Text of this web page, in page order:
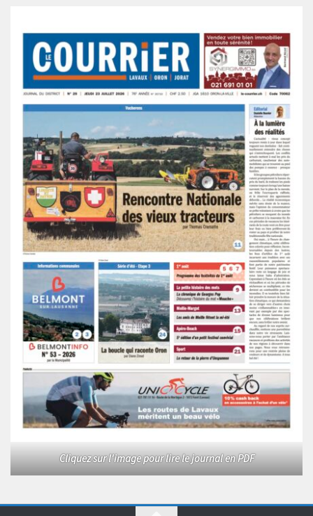
Cliquez sur l'image pour lire le journal en PDF